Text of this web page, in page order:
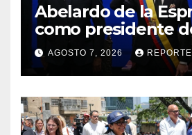
Abelardo de la
como presidente
Colombia para el
2026-2030
AGOSTO 7, 2026